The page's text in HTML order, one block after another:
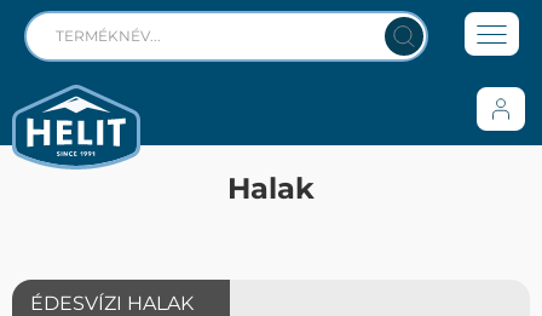
Halak
ÉDESVÍZI HALAK